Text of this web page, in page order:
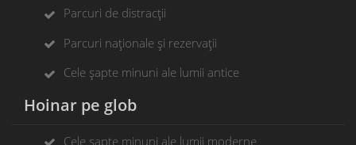
Parcuri de distracții
Parcuri naționale și rezervații
Cele șapte minuni ale lumii antice
Hoinar pe glob
Cele șapte minuni ale lumii moderne